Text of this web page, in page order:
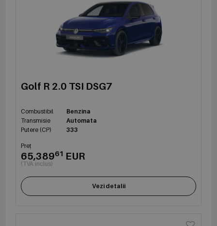
Golf R 2.0 TSI DSG7
Combustibil
Benzina
Transmisie
Automata
Putere (CP)
333
Preț
65,38961 EUR
(TVA inclus)
Vezi detalii